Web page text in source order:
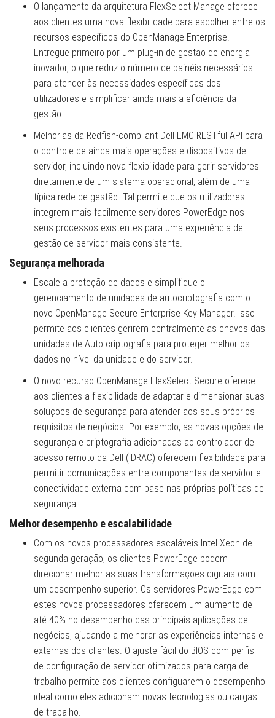
O lançamento da arquitetura FlexSelect Manage oferece
aos clientes uma nova flexibilidade para escolher entre os
recursos específicos do OpenManage Enterprise.
Entregue primeiro por um plug-in de gestão de energia
inovador, o que reduz o número de painéis necessários
para atender às necessidades específicas dos
utilizadores e simplificar ainda mais a eficiência da
gestão.
Melhorias da Redfish-compliant Dell EMC RESTful API para
o controle de ainda mais operações e dispositivos de
servidor, incluindo nova flexibilidade para gerir servidores
diretamente de um sistema operacional, além de uma
típica rede de gestão. Tal permite que os utilizadores
integrem mais facilmente servidores PowerEdge nos
seus processos existentes para uma experiência de
gestão de servidor mais consistente.
Segurança melhorada
Escale a proteção de dados e simplifique o
gerenciamento de unidades de autocriptografia com o
novo OpenManage Secure Enterprise Key Manager. Isso
permite aos clientes gerirem centralmente as chaves das
unidades de Auto criptografia para proteger melhor os
dados no nível da unidade e do servidor.
O novo recurso OpenManage FlexSelect Secure oferece
aos clientes a flexibilidade de adaptar e dimensionar suas
soluções de segurança para atender aos seus próprios
requisitos de negócios. Por exemplo, as novas opções de
segurança e criptografia adicionadas ao controlador de
acesso remoto da Dell (iDRAC) oferecem flexibilidade para
permitir comunicações entre componentes de servidor e
conectividade externa com base nas próprias políticas de
segurança.
Melhor desempenho e escalabilidade
Com os novos processadores escaláveis Intel Xeon de
segunda geração, os clientes PowerEdge podem
direcionar melhor as suas transformações digitais com
um desempenho superior. Os servidores PowerEdge com
estes novos processadores oferecem um aumento de
até 40% no desempenho das principais aplicações de
negócios, ajudando a melhorar as experiências internas e
externas dos clientes. O ajuste fácil do BIOS com perfis
de configuração de servidor otimizados para carga de
trabalho permite aos clientes configuarem o desempenho
ideal como eles adicionam novas tecnologias ou cargas
de trabalho.